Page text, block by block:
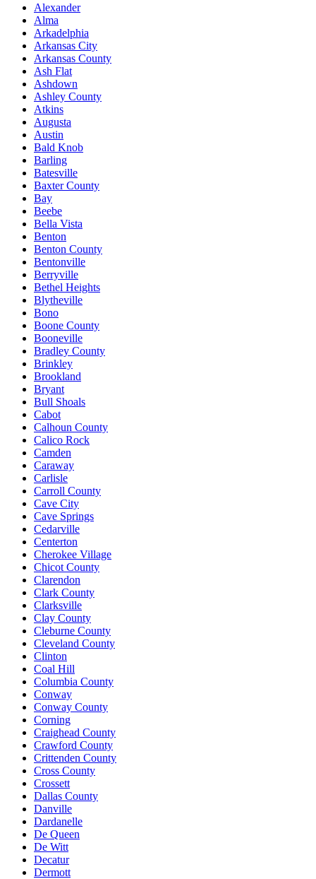
Alexander
Alma
Arkadelphia
Arkansas City
Arkansas County
Ash Flat
Ashdown
Ashley County
Atkins
Augusta
Austin
Bald Knob
Barling
Batesville
Baxter County
Bay
Beebe
Bella Vista
Benton
Benton County
Bentonville
Berryville
Bethel Heights
Blytheville
Bono
Boone County
Booneville
Bradley County
Brinkley
Brookland
Bryant
Bull Shoals
Cabot
Calhoun County
Calico Rock
Camden
Caraway
Carlisle
Carroll County
Cave City
Cave Springs
Cedarville
Centerton
Cherokee Village
Chicot County
Clarendon
Clark County
Clarksville
Clay County
Cleburne County
Cleveland County
Clinton
Coal Hill
Columbia County
Conway
Conway County
Corning
Craighead County
Crawford County
Crittenden County
Cross County
Crossett
Dallas County
Danville
Dardanelle
De Queen
De Witt
Decatur
Dermott